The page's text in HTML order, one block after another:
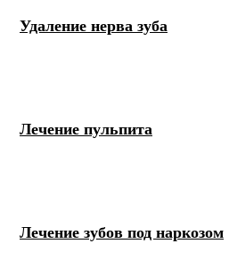
Удаление нерва зуба
Лечение пульпита
Лечение зубов под наркозом